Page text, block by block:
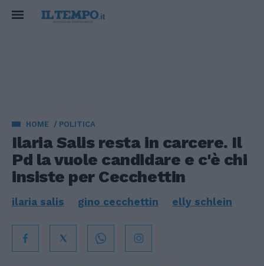
HOME POLITICA
Ilaria Salis resta in carcere. Il
Pd la vuole candidare e c'è chi
insiste per Cecchettin
ilaria salis gino cecchettin elly schlein